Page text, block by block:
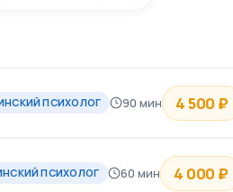
ПСИХОЛОГ 90 мин 4 500 ₽
ПСИХОЛОГ 60 мин 4 000 ₽